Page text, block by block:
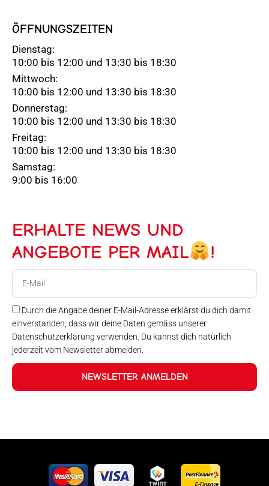
ÖFFNUNGSZEITEN
Dienstag:
10:00 bis 12:00 und 13:30 bis 18:30
Mittwoch:
10:00 bis 12:00 und 13:30 bis 18:30
Donnerstag:
10:00 bis 12:00 und 13:30 bis 18:30
Freitag:
10:00 bis 12:00 und 13:30 bis 18:30
Samstag:
9:00 bis 16:00
ERHALTE NEWS UND
ANGEBOTE PER MAIL
!
Durch die Angabe deiner E-Mail-Adresse erklärst du dich damit
einverstanden, dass wir deine Daten gemäss unserer
Datenschutzerklärung verwenden. Du kannst dich natürlich
jederzeit vom Newsletter abmelden.
NEWSLETTER ANMELDEN